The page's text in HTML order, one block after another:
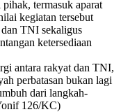
termasuk aparat
kegiatan tersebut
dan TNI sekaligus
ketersediaan
antara rakyat dan TNI,
perbatasan bukan lagi
dari langkah-
126/KC)